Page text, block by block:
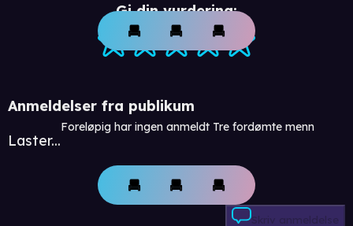
Gi din vurdering:
Anmeldelser fra publikum
Laster...
Foreløpig har ingen anmeldt Tre fordømte menn
Skriv anmeldelse